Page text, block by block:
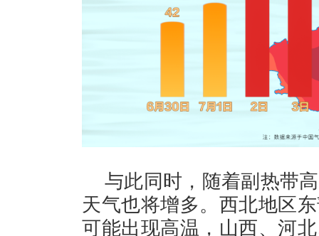
与此同时，随着副热带
天气也将增多。西北地区
可能出现高温，山西、河